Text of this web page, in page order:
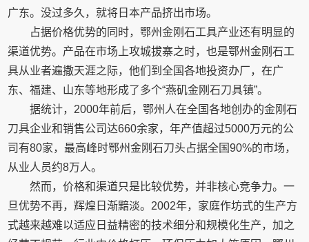
广东。没过多久，就将日本产品挤出市场。
占据价格优势的同时，鄂州金刚石工具产业还有明显的
渠道优势。产品在市场上攻城拔寨之时，也是鄂州金刚石工
具从业者遍撒天涯之际，他们到全国各地投资办厂，在广
东、福建、山东等地形成了多个“燕矶金刚石刀具镇”。
据统计，2000年前后，鄂州人在全国各地创办的金刚石
刀具企业和销售公司达660余家，年产值超过5000万元的公
司有80家，最高峰时鄂州金刚石刀头占据全国90%的市场，
从业人员约8万人。
然而，价格和渠道只是比较优势，并非核心竞争力。一
旦优势不再，辉煌日渐黯淡。2002年，家庭作坊式的生产方
式越来越难以适应日益精密的技术细分和规模化生产，加之